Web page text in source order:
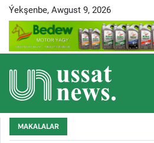
Ýekşenbe, Awgust 9, 2026
MAKALALAR